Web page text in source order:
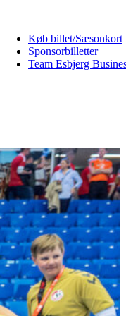
Køb billet/Sæsonkort
Sponsorbilletter
Team Esbjerg